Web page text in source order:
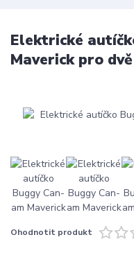
Elektrické
Maverick pro
Ohodnotit produkt